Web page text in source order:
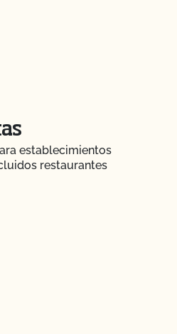
establecimientos
restaurantes